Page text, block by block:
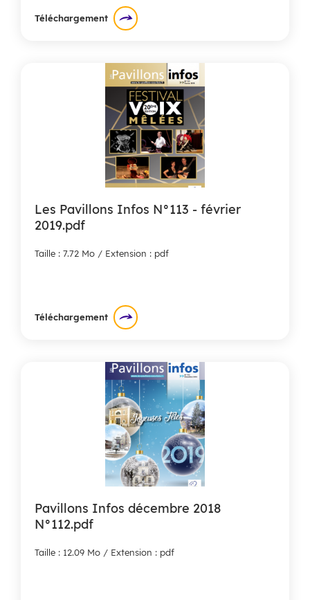
Téléchargement
Les Pavillons Infos N°113 - février
2019.pdf
Taille : 7.72 Mo / Extension : pdf
Téléchargement
Pavillons Infos décembre 2018
N°112.pdf
Taille : 12.09 Mo / Extension : pdf